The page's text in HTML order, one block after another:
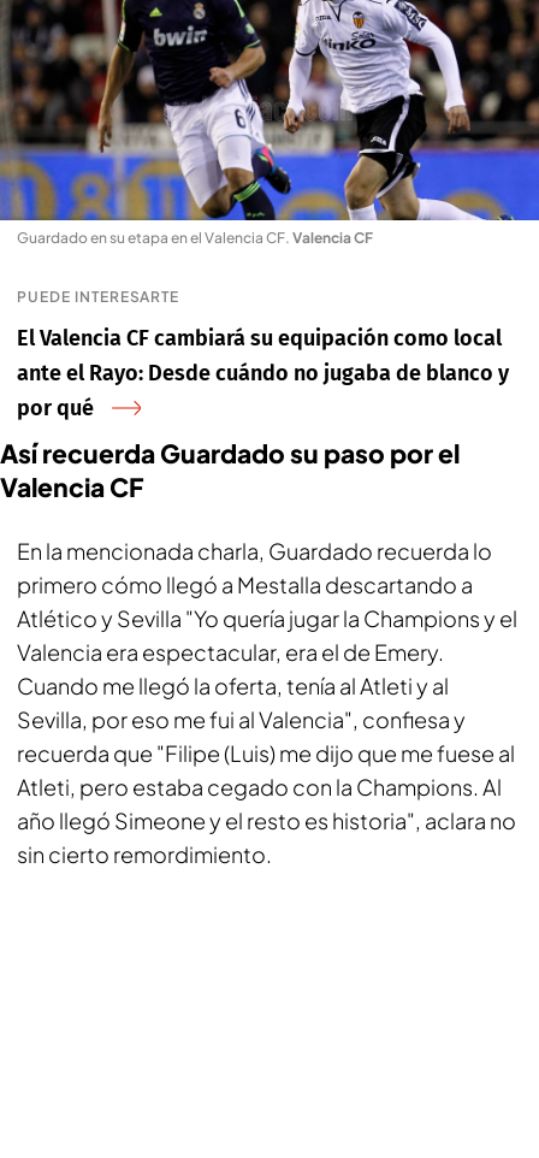
Guardado en su etapa en el Valencia CF. Valencia CF
PUEDE INTERESARTE
El Valencia CF cambiará su equipación como local
ante el Rayo: Desde cuándo no jugaba de blanco y
por qué
Así recuerda Guardado su paso por el
Valencia CF
En la mencionada charla, Guardado recuerda lo
primero cómo llegó a Mestalla descartando a
Atlético y Sevilla "Yo quería jugar la Champions y el
Valencia era espectacular, era el de Emery.
Cuando me llegó la oferta, tenía al Atleti y al
Sevilla, por eso me fui al Valencia", confiesa y
recuerda que "Filipe (Luis) me dijo que me fuese al
Atleti, pero estaba cegado con la Champions. Al
año llegó Simeone y el resto es historia", aclara no
sin cierto remordimiento.